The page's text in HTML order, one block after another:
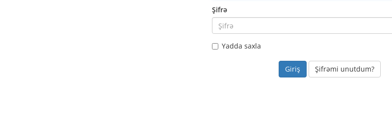
Şifrə
Yadda saxla
Şifrəmi unutdum?